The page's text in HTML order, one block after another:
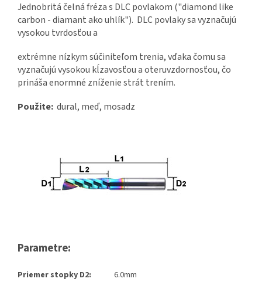
Jednobritá čelná fréza s DLC povlakom ("diamond like
carbon - diamant ako uhlík"). DLC povlaky sa vyznačujú
vysokou tvrdosťou a
extrémne nízkym súčiniteľom trenia, vďaka čomu sa
vyznačujú vysokou kĺzavosťou a oteruvzdornosťou, čo
prináša enormné zníženie strát trením.
Použite: dural, meď, mosadz
Parametre:
Priemer stopky D2:
6.0mm